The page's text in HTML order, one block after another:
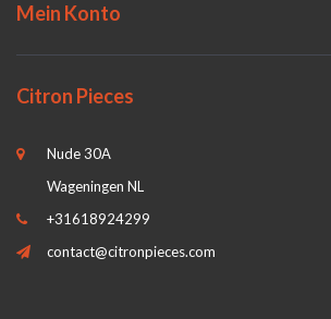
Mein Konto
Citron Pieces
Nude 30A
Wageningen NL
+31618924299
contact@citronpieces.com